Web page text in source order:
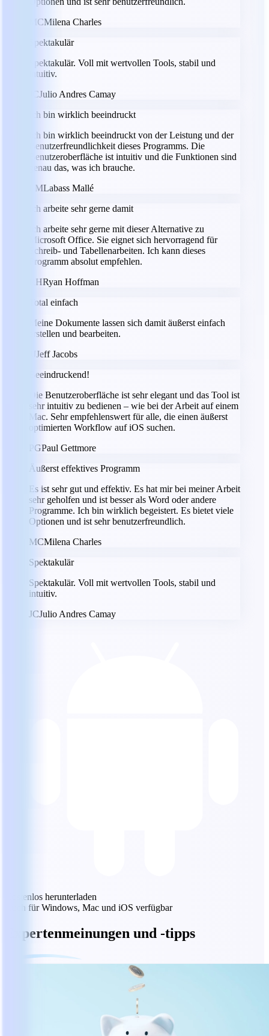
MCMilena Charles
Spektakulär
Spektakulär. Voll mit wertvollen Tools, stabil und
intuitiv.
JCJulio Andres Camay
Ich bin wirklich beeindruckt
Ich bin wirklich beeindruckt von der Leistung und der
Benutzerfreundlichkeit dieses Programms. Die
Benutzeroberfläche ist intuitiv und die Funktionen sind
genau das, was ich brauche.
LMLabass Mallé
Ich arbeite sehr gerne damit
Ich arbeite sehr gerne mit dieser Alternative zu
Microsoft Office. Sie eignet sich hervorragend für
Schreib- und Tabellenarbeiten. Ich kann dieses
Programm absolut empfehlen.
RHRyan Hoffman
Total einfach
Meine Dokumente lassen sich damit äußerst einfach
erstellen und bearbeiten.
Jeff Jacobs
Beeindruckend!
Die Benutzeroberfläche ist sehr elegant und das Tool ist
sehr intuitiv zu bedienen – wie bei der Arbeit auf einem
Mac. Sehr empfehlenswert für alle, die einen äußerst
optimierten Workflow auf iOS suchen.
PGPaul Gettmore
Äußerst effektives Programm
Es ist sehr gut und effektiv. Es hat mir bei meiner Arbeit
sehr geholfen und ist besser als Word oder andere
Programme. Ich bin wirklich begeistert. Es bietet viele
Optionen und ist sehr benutzerfreundlich.
MCMilena Charles
Spektakulär
Spektakulär. Voll mit wertvollen Tools, stabil und
intuitiv.
JCJulio Andres Camay
Kostenlos herunterladen
Auch für Windows, Mac und iOS verfügbar
Expertenmeinungen und -tipps